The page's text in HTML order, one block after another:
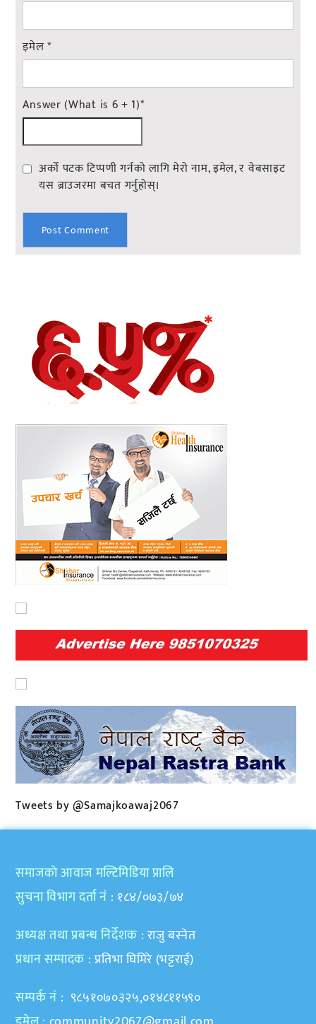
इमेल*
Answer (What is 6 + 1)*
अर्को पटक टिप्पणी गर्नको लागि मेरो नाम, इमेल, र वेबसाइट
यस ब्राउजरमा बचत गर्नुहोस्।
Tweets by @Samajkoawaj2067
समाजकाे आवाज मल्टिमिडिया प्रालि
सुचना विभाग दर्ता नं : १८४/०७३/७४
अध्यक्ष तथा प्रबन्ध निर्देशक : राजु बस्नेत
प्रधान सम्पादक : प्रतिभा घिमिरे (भट्टराई)
सम्पर्क नं : ९८५१०७०३२५,०१४८११५९०